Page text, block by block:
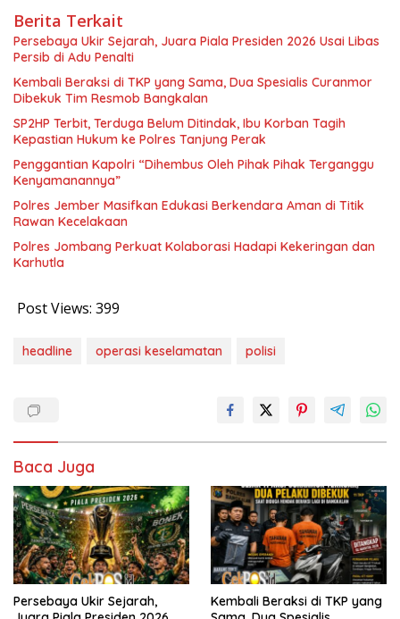
Berita Terkait
Persebaya Ukir Sejarah, Juara Piala Presiden 2026 Usai Libas
Persib di Adu Penalti
Kembali Beraksi di TKP yang Sama, Dua Spesialis Curanmor
Dibekuk Tim Resmob Bangkalan
SP2HP Terbit, Terduga Belum Ditindak, Ibu Korban Tagih
Kepastian Hukum ke Polres Tanjung Perak
Penggantian Kapolri “Dihembus Oleh Pihak Pihak Terganggu
Kenyamanannya”
Polres Jember Masifkan Edukasi Berkendara Aman di Titik
Rawan Kecelakaan
Polres Jombang Perkuat Kolaborasi Hadapi Kekeringan dan
Karhutla
Post Views: 399
headline operasi keselamatan polisi
Baca Juga
Persebaya Ukir Sejarah,
Kembali Beraksi di TKP yang